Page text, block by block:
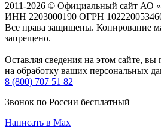
2011-2026 © Официальный сайт АО
ИНН 2203000190 ОГРН
Все права защищены. Копирование
запрещено.
Оставляя сведения на этом сайте, вы
на обработку ваших персональных
8 (800) 707 51 82
Звонок по России бесплатный
Написать в Max